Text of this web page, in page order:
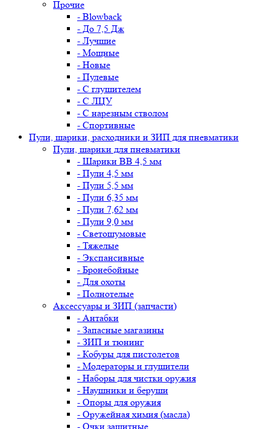
Прочие
- Blowback
- До 7,5 Дж
- Лучшие
- Мощные
- Новые
- Пулевые
- С глушителем
- С ЛЦУ
- С нарезным стволом
- Спортивные
Пули, шарики, расходники и ЗИП для пневматики
Пули, шарики для пневматики
- Шарики BB 4,5 мм
- Пули 4,5 мм
- Пули 5,5 мм
- Пули 6,35 мм
- Пули 7,62 мм
- Пули 9,0 мм
- Светошумовые
- Тяжелые
- Экспансивные
- Бронебойные
- Для охоты
- Полнотелые
Аксессуары и ЗИП (запчасти)
- Антабки
- Запасные магазины
- ЗИП и тюнинг
- Кобуры для пистолетов
- Модераторы и глушители
- Наборы для чистки оружия
- Наушники и беруши
- Опоры для оружия
- Оружейная химия (масла)
- Очки защитные